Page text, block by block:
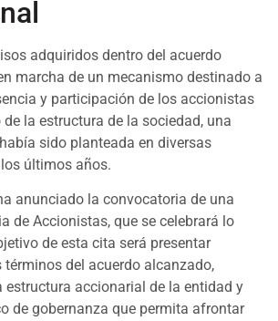
adquiridos dentro del acuerdo
marcha de un mecanismo destinado a
y participación de los accionistas
la estructura de la sociedad, una
sido planteada en diversas
últimos años.
anunciado la convocatoria de una
de Accionistas, que se celebrará lo
de esta cita será presentar
del acuerdo alcanzado,
estructura accionarial de la entidad y
de gobernanza que permita afrontar